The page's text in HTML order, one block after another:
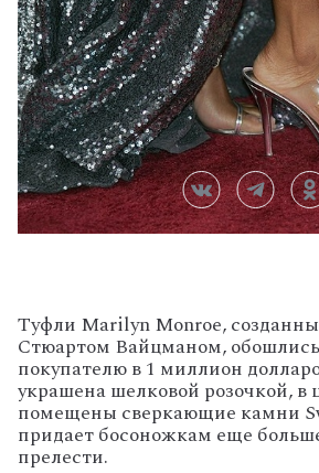
Туфли Marilyn Monroe,
Стюартом Вайцманом,
покупателю в 1 миллион
украшена шелковой розочкой, в
помещены сверкающие камни
придает босоножкам еще
прелести.